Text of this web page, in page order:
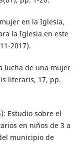
en la Iglesia,
la Iglesia en este
2017).
lucha de una mujer
literaris, 17, pp.
Estudio sobre el
en niños de 3 a
municipio de